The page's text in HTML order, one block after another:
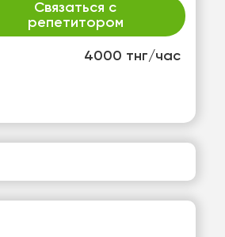
4000 тнг/час
Связаться с
репетитором
14
свободных